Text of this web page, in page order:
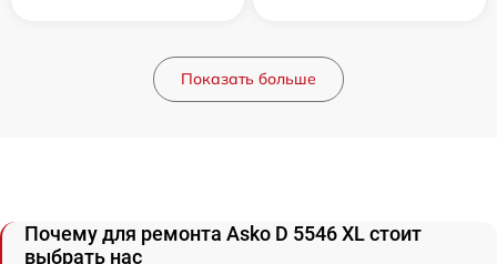
Показать больше
Почему для ремонта Asko D 5546 XL стоит
выбрать нас